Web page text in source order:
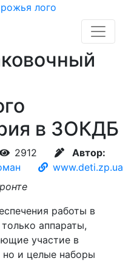
в ЗОКДБ
2912
Автор:
www.deti.zp.ua
работы в
аппараты,
участие в
но и целые наборы